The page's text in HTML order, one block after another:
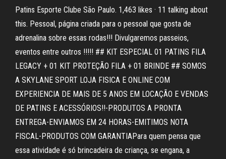
Patins Esporte Clube São Paulo. 1,463 likes · 11 talking about
this. Pessoal, página criada para o pessoal que gosta de
adrenalina sobre essas rodas!!! Divulgaremos passeios,
eventos entre outros !!!!! ## KIT ESPECIAL 01 PATINS FILA
LEGACY + 01 KIT PROTEÇÃO FILA + 01 BRINDE ## SOMOS
A SKYLANE SPORT LOJA FISICA E ONLINE COM
EXPERIENCIA DE MAIS DE 5 ANOS EM LOCAÇÃO E VENDAS
DE PATINS E ACESSÓRIOS!!-PRODUTOS A PRONTA
ENTREGA-ENVIAMOS EM 24 HORAS-EMITIMOS NOTA
FISCAL-PRODUTOS COM GARANTIAPara quem pensa que
essa atividade é só brincadeira de criança, se engana, a